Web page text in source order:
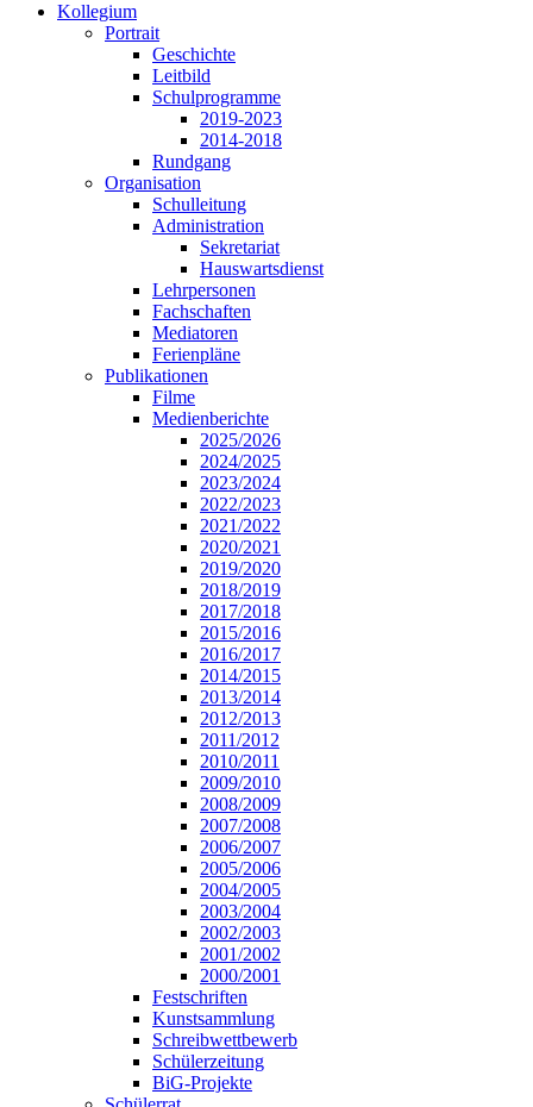
Kollegium
Portrait
Geschichte
Leitbild
Schulprogramme
2019-2023
2014-2018
Rundgang
Organisation
Schulleitung
Administration
Sekretariat
Hauswartsdienst
Lehrpersonen
Fachschaften
Mediatoren
Ferienpläne
Publikationen
Filme
Medienberichte
2025/2026
2024/2025
2023/2024
2022/2023
2021/2022
2020/2021
2019/2020
2018/2019
2017/2018
2015/2016
2016/2017
2014/2015
2013/2014
2012/2013
2011/2012
2010/2011
2009/2010
2008/2009
2007/2008
2006/2007
2005/2006
2004/2005
2003/2004
2002/2003
2001/2002
2000/2001
Festschriften
Kunstsammlung
Schreibwettbewerb
Schülerzeitung
BiG-Projekte